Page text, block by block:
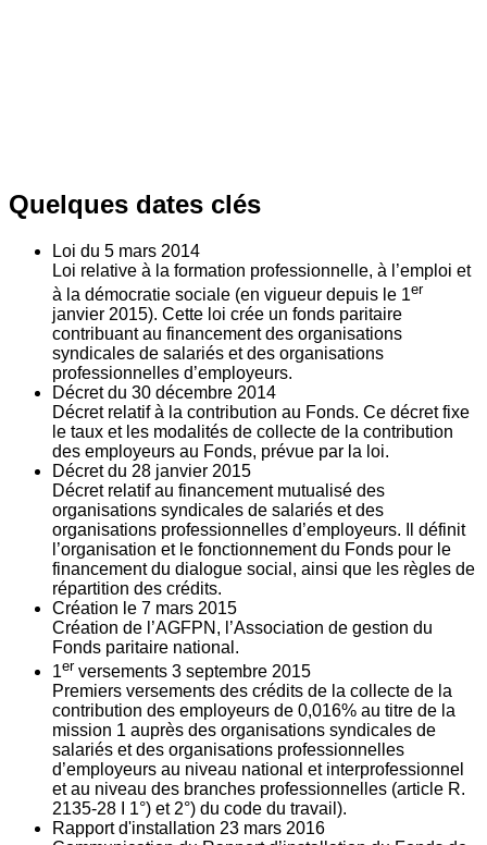
Quelques dates clés
Loi du 5 mars 2014
Loi relative à la formation professionnelle, à l’emploi et
à la démocratie sociale (en vigueur depuis le 1er
janvier 2015). Cette loi crée un fonds paritaire
contribuant au financement des organisations
syndicales de salariés et des organisations
professionnelles d’employeurs.
Décret du 30 décembre 2014
Décret relatif à la contribution au Fonds. Ce décret fixe
le taux et les modalités de collecte de la contribution
des employeurs au Fonds, prévue par la loi.
Décret du 28 janvier 2015
Décret relatif au financement mutualisé des
organisations syndicales de salariés et des
organisations professionnelles d’employeurs. Il définit
l’organisation et le fonctionnement du Fonds pour le
financement du dialogue social, ainsi que les règles de
répartition des crédits.
Création le 7 mars 2015
Création de l’AGFPN, l’Association de gestion du
Fonds paritaire national.
1er versements 3 septembre 2015
Premiers versements des crédits de la collecte de la
contribution des employeurs de 0,016% au titre de la
mission 1 auprès des organisations syndicales de
salariés et des organisations professionnelles
d’employeurs au niveau national et interprofessionnel
et au niveau des branches professionnelles (article R.
2135‐28 I 1°) et 2°) du code du travail).
Rapport d'installation 23 mars 2016